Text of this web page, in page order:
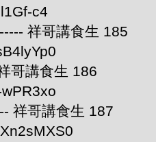
c4
祥哥講食生 185
哥講食生 186
祥哥講食生 187